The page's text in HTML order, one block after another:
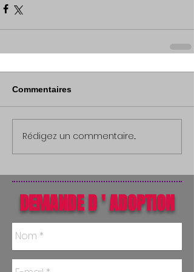
Commentaires
Rédigez un commentaire...
DEMANDE D ' ADOPTION